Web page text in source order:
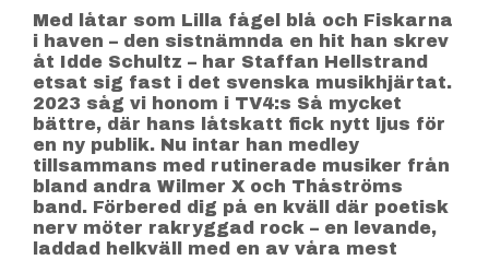
Med låtar som Lilla fågel blå och Fiskarna
i haven – den sistnämnda en hit han skrev
åt Idde Schultz – har Staffan Hellstrand
etsat sig fast i det svenska musikhjärtat.
2023 såg vi honom i TV4:s Så mycket
bättre, där hans låtskatt fick nytt ljus för
en ny publik. Nu intar han medley
tillsammans med rutinerade musiker från
bland andra Wilmer X och Thåströms
band. Förbered dig på en kväll där poetisk
nerv möter rakryggad rock – en levande,
laddad helkväll med en av våra mest